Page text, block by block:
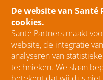
De website van
cookies.
Santé Partners maakt
website, de integratie
analyseren van
technieken. We slaan